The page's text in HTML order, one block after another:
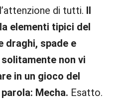
di tutti. Il
elementi tipici del
draghi, spade e
non vi
in un gioco del
Mecha. Esatto.